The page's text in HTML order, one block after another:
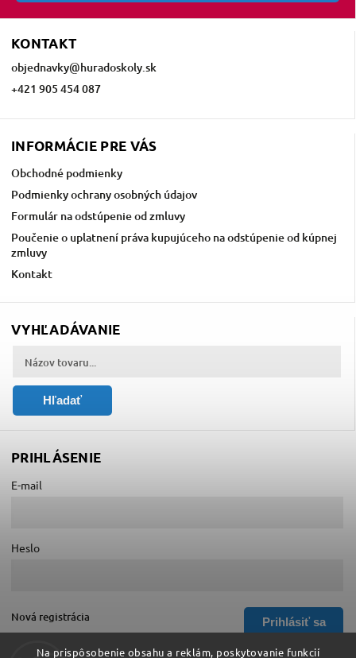
Na prispôsobenie obsahu a reklám, poskytovanie funkcií
KONTAKT
objednavky@huradoskoly.sk
+421 905 454 087
INFORMÁCIE PRE VÁS
Obchodné podmienky
Podmienky ochrany osobných údajov
Formulár na odstúpenie od zmluvy
Poučenie o uplatnení práva kupujúceho na odstúpenie od kúpnej
zmluvy
Kontakt
VYHĽADÁVANIE
Hľadať
PRIHLÁSENIE
E-mail
Heslo
Prihlásiť sa
Nová registrácia
Zabudnuté heslo